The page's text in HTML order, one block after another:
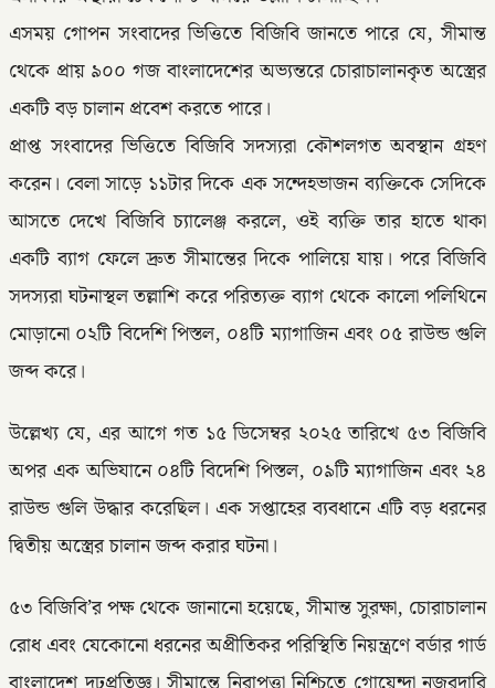
এসময় গোপন সংবাদের ভিত্তিতে বিজিবি জানতে পারে যে, সীমান্ত
থেকে প্রায় ৯০০ গজ বাংলাদেশের অভ্যন্তরে চোরাচালানকৃত অস্ত্রের
একটি বড় চালান প্রবেশ করতে পারে।
প্রাপ্ত সংবাদের ভিত্তিতে বিজিবি সদস্যরা কৌশলগত অবস্থান গ্রহণ
করেন। বেলা সাড়ে ১১টার দিকে এক সন্দেহভাজন ব্যক্তিকে সেদিকে
আসতে দেখে বিজিবি চ্যালেঞ্জ করলে, ওই ব্যক্তি তার হাতে থাকা
একটি ব্যাগ ফেলে দ্রুত সীমান্তের দিকে পালিয়ে যায়। পরে বিজিবি
সদস্যরা ঘটনাস্থল তল্লাশি করে পরিত্যক্ত ব্যাগ থেকে কালো পলিথিনে
মোড়ানো ০২টি বিদেশি পিস্তল, ০৪টি ম্যাগাজিন এবং ০৫ রাউন্ড গুলি
জব্দ করে।
উল্লেখ্য যে, এর আগে গত ১৫ ডিসেম্বর ২০২৫ তারিখে ৫৩ বিজিবি
অপর এক অভিযানে ০৪টি বিদেশি পিস্তল, ০৯টি ম্যাগাজিন এবং ২৪
রাউন্ড গুলি উদ্ধার করেছিল। এক সপ্তাহের ব্যবধানে এটি বড় ধরনের
দ্বিতীয় অস্ত্রের চালান জব্দ করার ঘটনা।
৫৩ বিজিবি’র পক্ষ থেকে জানানো হয়েছে, সীমান্ত সুরক্ষা, চোরাচালান
রোধ এবং যেকোনো ধরনের অপ্রীতিকর পরিস্থিতি নিয়ন্ত্রণে বর্ডার গার্ড